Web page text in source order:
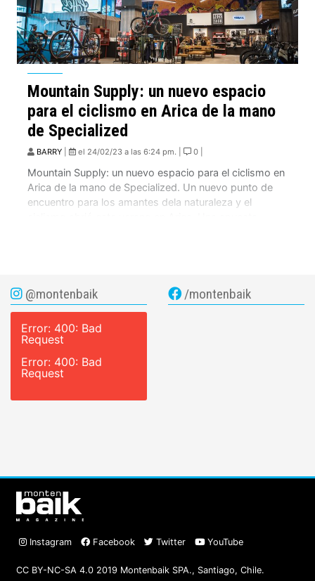
Mountain Supply: un nuevo espacio
para el ciclismo en Arica de la mano
de Specialized
BARRY el 24/02/23 a las 6:24 pm. | 0 |
Mountain Supply: un nuevo espacio para el ciclismo en
Arica de la mano de Specialized. Un nuevo punto de
encuentro para los amantes dela naturaleza y el
@montenbaik
Error: 400: Bad
Request
Error: 400: Bad
Request
/montenbaik
Instagram Facebook Twitter YouTube
CC BY-NC-SA 4.0 2019 Montenbaik SPA., Santiago, Chile.